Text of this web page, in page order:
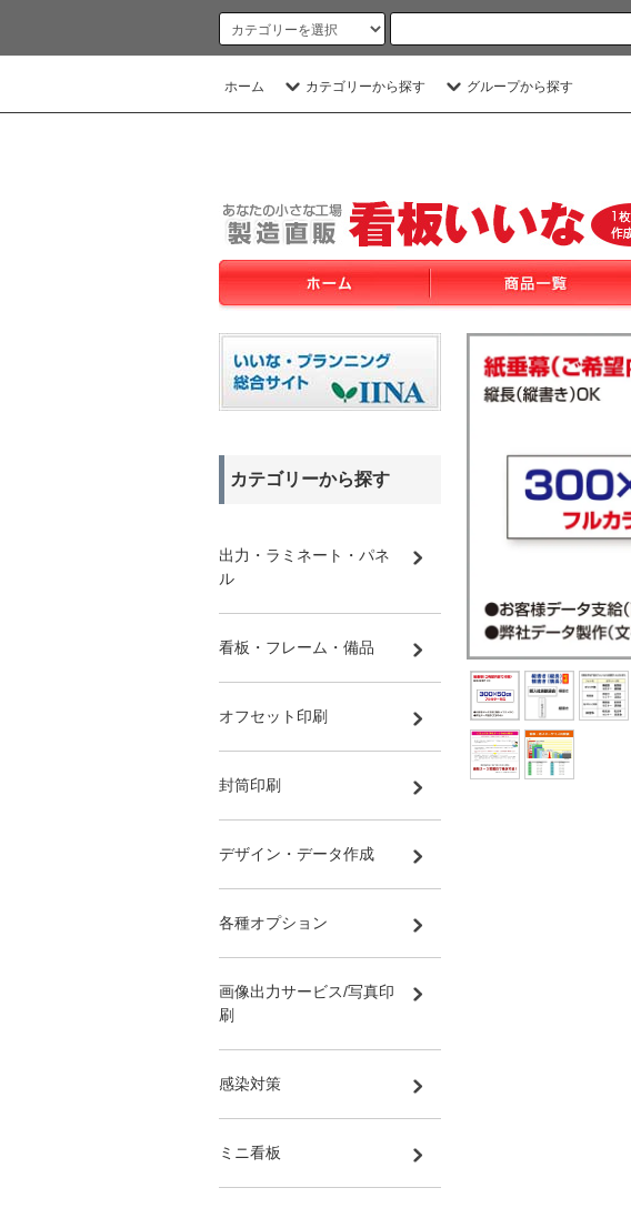
ホーム カテゴリーから探す グループから探す
カテゴリーから探す
出力・ラミネート・パネ
ル
看板・フレーム・備品
オフセット印刷
封筒印刷
デザイン・データ作成
各種オプション
画像出力サービス/写真印
刷
感染対策
ミニ看板